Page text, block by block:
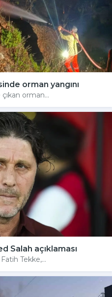
orman yangını
orman...
Salah açıklaması
Tekke,...